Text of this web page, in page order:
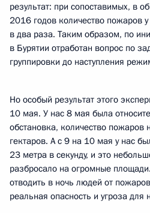
результат: при сопоставимых, в
2016 годов количество пожаров
в два раза. Таким образом, по
в Бурятии отработан вопрос по
группировки до наступления
Но особый результат этого
10 мая. У нас 8 мая была
обстановка, количество
гектаров. А с 9 на 10 мая у нас
23 метра в секунду, и это
разбросало на огромные
отводить в ночь людей от
реальная опасность и угроза